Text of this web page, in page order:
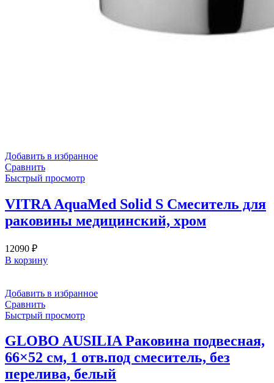
Добавить в избранное
Сравнить
Быстрый просмотр
VITRA AquaMed Solid S Смеситель для
раковины медицинский, хром
12090 ₽
В корзину
Добавить в избранное
Сравнить
Быстрый просмотр
GLOBO AUSILIA Раковина подвесная,
66×52 см, 1 отв.под смеситель, без
перелива, белый